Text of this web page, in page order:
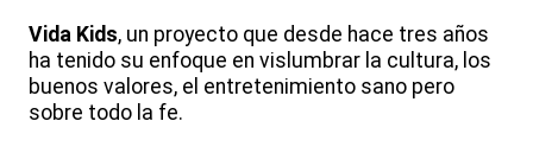
Vida Kids, un proyecto que desde hace tres años
ha tenido su enfoque en vislumbrar la cultura, los
buenos valores, el entretenimiento sano pero
sobre todo la fe.